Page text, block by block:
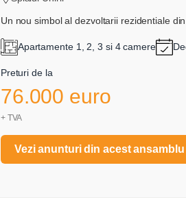
Un nou simbol al dezvoltarii rezidentiale
Apartamente 1, 2, 3 si 4 camere
Preturi de la
76.000 euro
+ TVA
Vezi anunturi din acest ansamblu